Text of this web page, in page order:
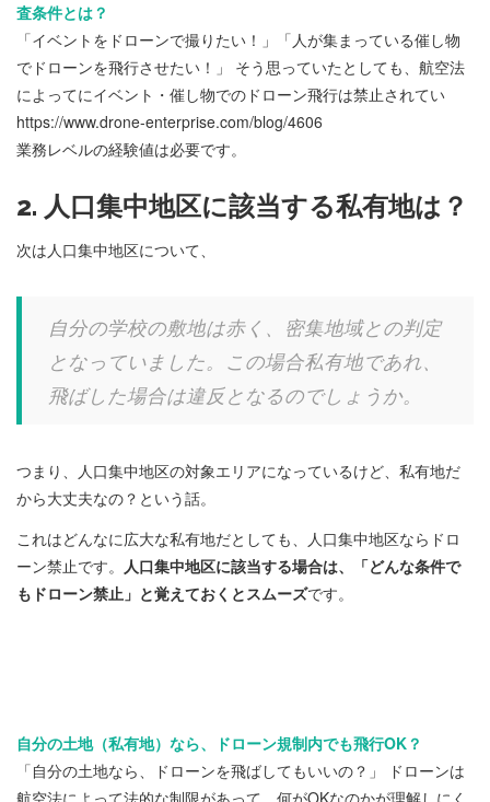
査条件とは？
「イベントをドローンで撮りたい！」「人が集まっている催し物
でドローンを飛行させたい！」 そう思っていたとしても、航空法
によってにイベント・催し物でのドローン飛行は禁止されてい
https://www.drone-enterprise.com/blog/4606
業務レベルの経験値は必要です。
2. 人口集中地区に該当する私有地は？
次は人口集中地区について、
自分の学校の敷地は赤く、密集地域との判定
となっていました。 この場合私有地であれ、
飛ばした場合は違反となるのでしょうか。
つまり、人口集中地区の対象エリアになっているけど、私有地だ
から大丈夫なの？という話。
これはどんなに広大な私有地だとしても、人口集中地区ならドロ
ーン禁止です。 人口集中地区に該当する場合は、「どんな条件で
もドローン禁止」と覚えておくとスムーズです。
自分の土地（私有地）なら、ドローン規制内でも飛行OK？
「自分の土地なら、ドローンを飛ばしてもいいの？」 ドローンは
航空法によって法的な制限があって、何がOKなのかが理解しにく